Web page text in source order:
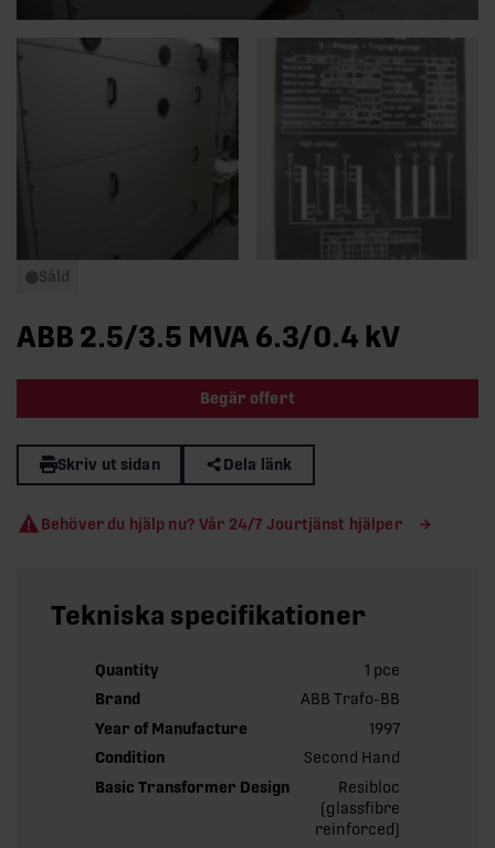
Såld
ABB 2.5/3.5 MVA 6.3/0.4 kV
Begär offert
Skriv ut sidan Dela länk
Behöver du hjälp nu? Vår 24/7 Jourtjänst hjälper
Tekniska specifikationer
Quantity
1 pce
Brand
ABB Trafo-BB
Year of Manufacture
1997
Condition
Second Hand
Basic Transformer Design
Resibloc
(glassfibre
reinforced)